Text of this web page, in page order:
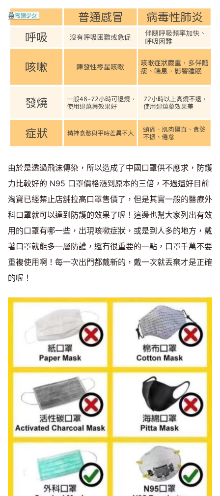
由於是透過飛沫傳染，所以造成了中國口罩供不應求，防護
力比較好的 N95 口罩價格漲到原本的三倍，不過還好目前
淘寶已經禁止店舖拉高口罩售價了，但是其實一般的醫療外
科口罩就可以達到防護的效果了喔！這邊也幫大家列出有效
用的口罩有哪一些，出現咳嗽症狀，或是到人多的地方，戴
著口罩就能多一層防護，還有很重要的一點，口罩千萬不要
重複使用啊！每一次出門都戴新的，戴一次就丟棄才是正確
的喔！